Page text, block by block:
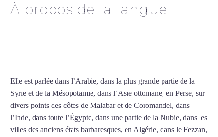
À propos de la langue
Elle est parlée dans l’Arabie, dans la plus grande partie de la
Syrie et de la Mésopotamie, dans l’Asie ottomane, en Perse, sur
divers points des côtes de Malabar et de Coromandel, dans
l’Inde, dans toute l’Égypte, dans une partie de la Nubie, dans les
villes des anciens états barbaresques, en Algérie, dans le Fezzan,